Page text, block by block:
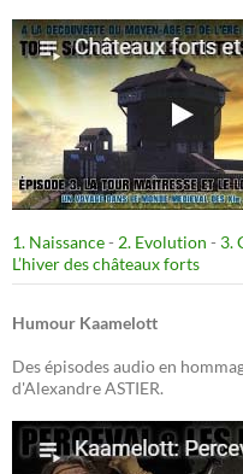
1. Naissance- 2. Evolution - 3.
L’hiver des châteaux forts
Humour Kaamelott
Des épisodes audio en
d'Alexandre ASTIER.